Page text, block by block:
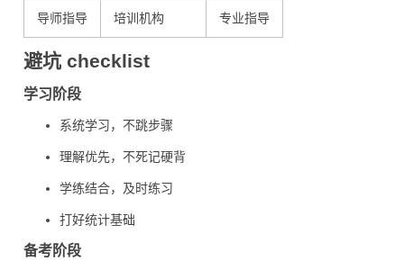
导师指导 培训机构 专业指导
避坑 checklist
学习阶段
系统学习，不跳步骤
理解优先，不死记硬背
学练结合，及时练习
打好统计基础
备考阶段